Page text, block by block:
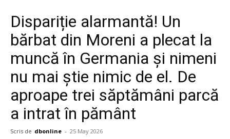
Dispariție alarmantă! Un
bărbat din Moreni a plecat la
muncă în Germania și nimeni
nu mai știe nimic de el. De
aproape trei săptămâni parcă
a intrat în pământ
Scris de dbonline - 25 May 2026